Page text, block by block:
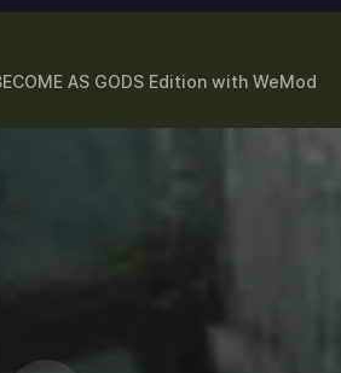
AS GODS Edition with WeMod